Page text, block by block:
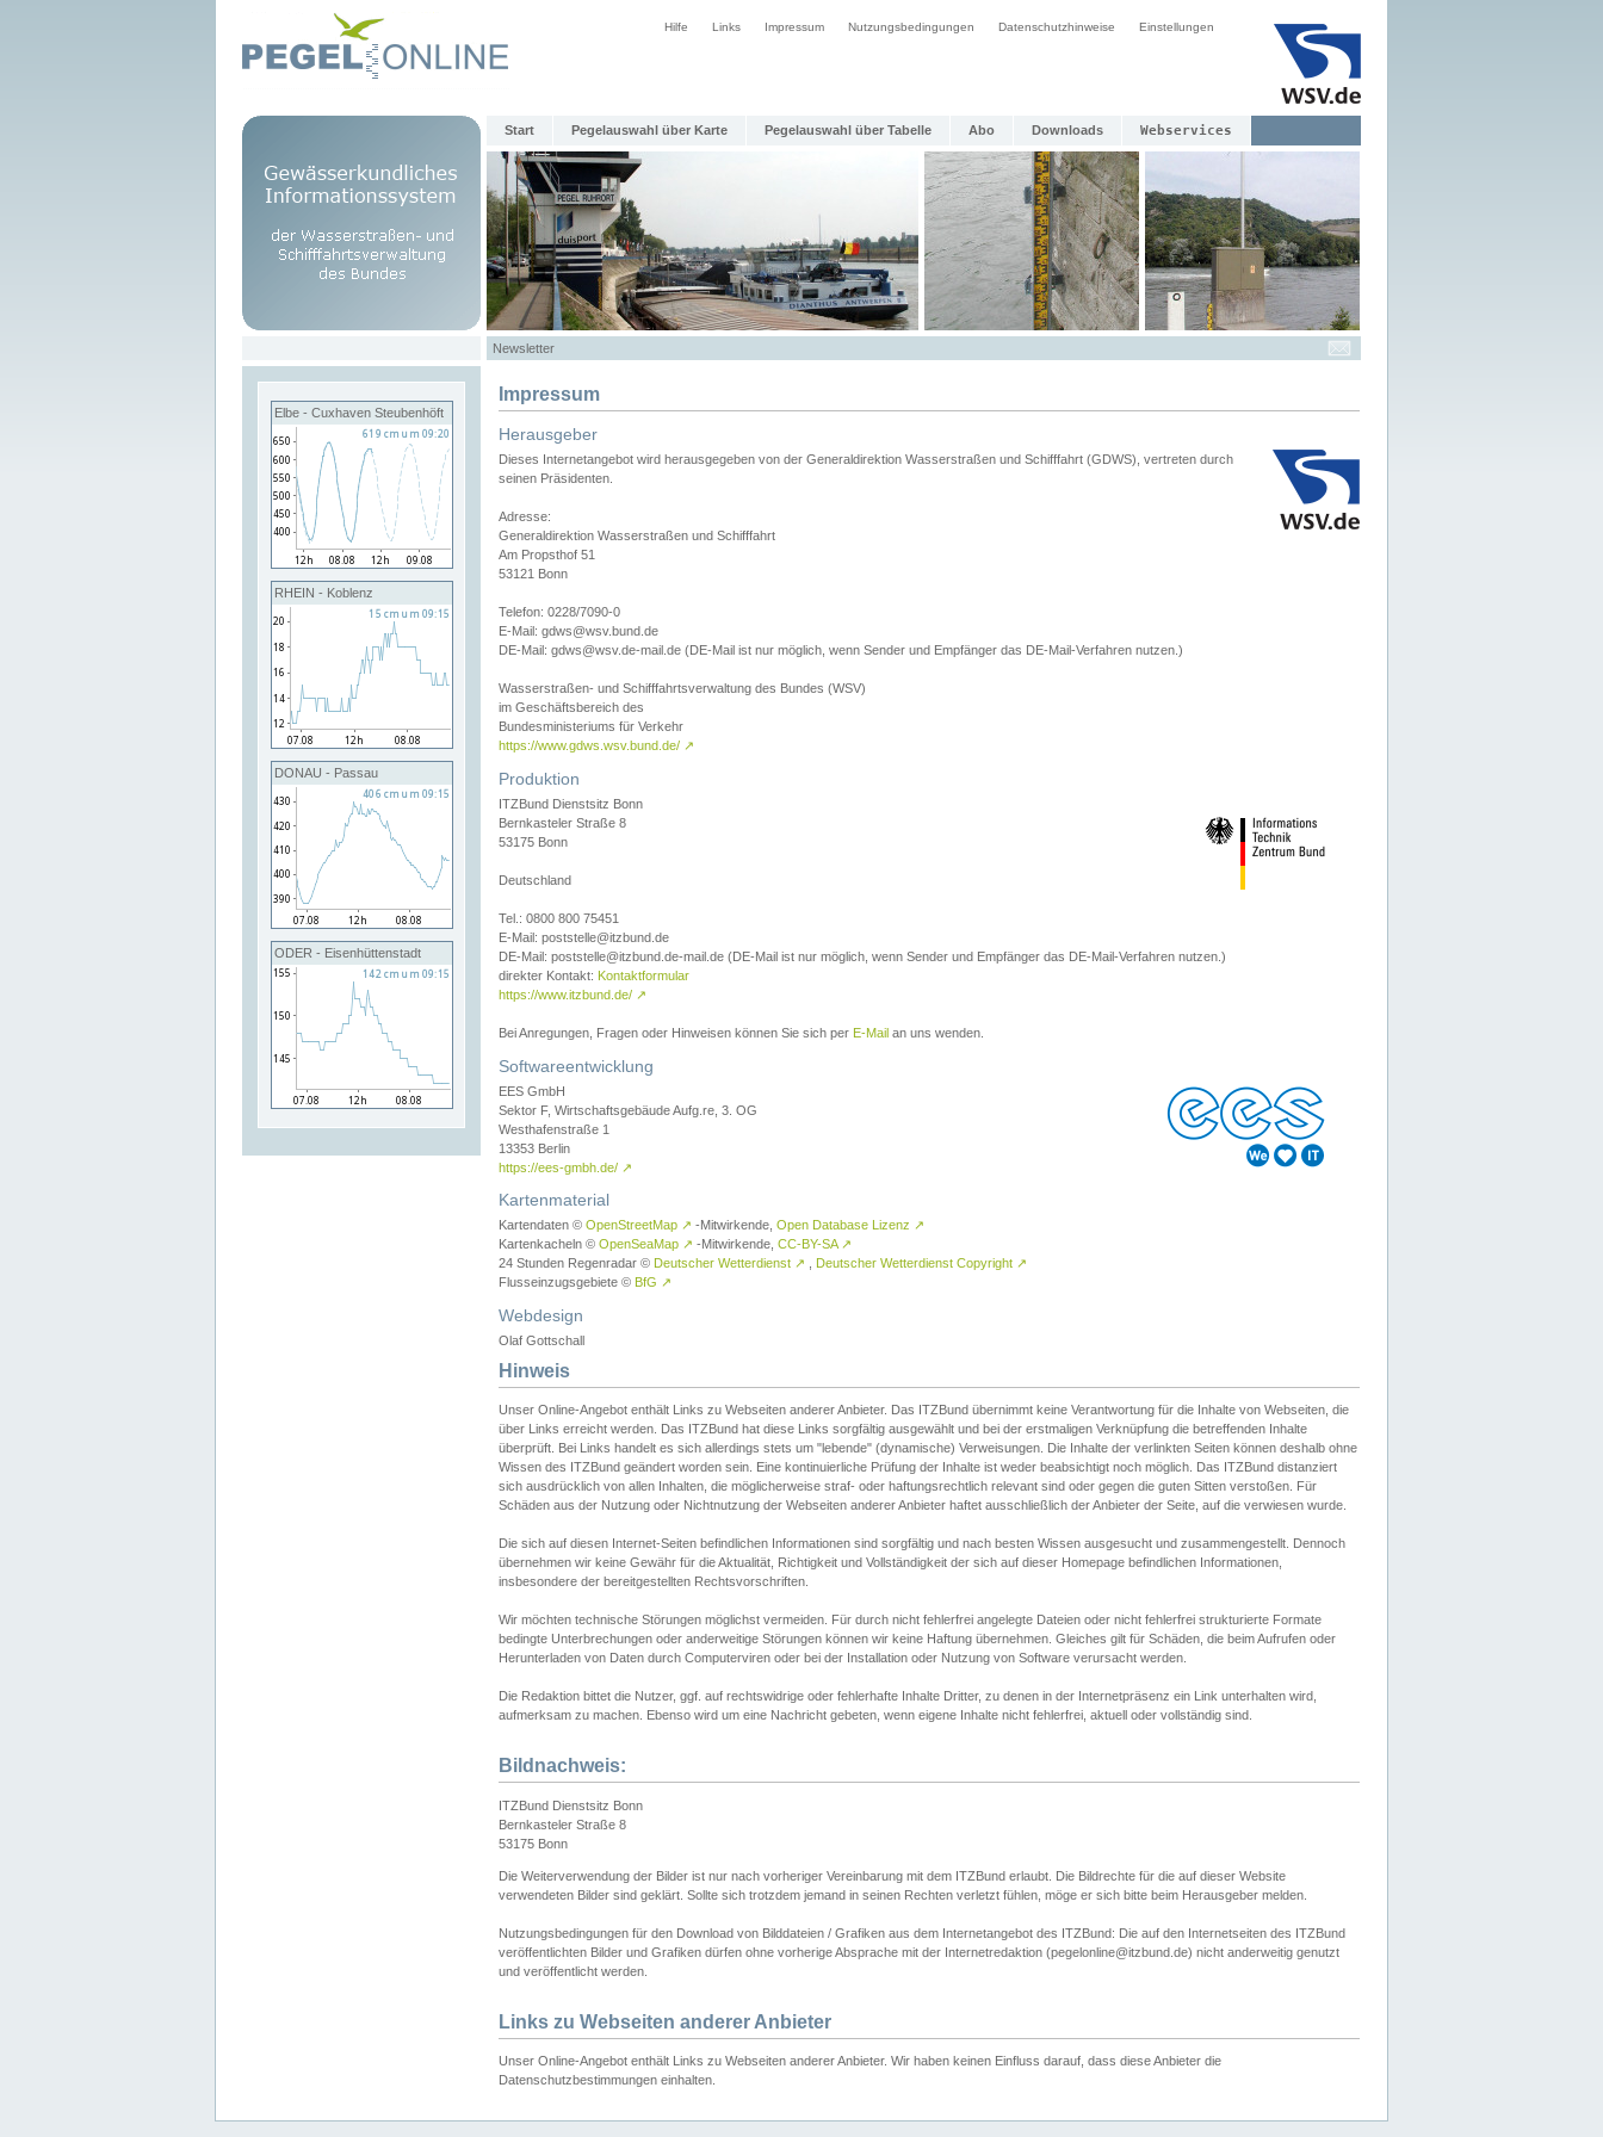
Hilfe Links Impressum Nutzungsbedingungen Datenschutzhinweise Einstellungen
Start Pegelauswahl über Karte Pegelauswahl über Tabelle Abo Downloads Webservices
Newsletter
Elbe - Cuxhaven Steubenhöft
RHEIN - Koblenz
DONAU - Passau
ODER - Eisenhüttenstadt
Impressum
Herausgeber
Dieses Internetangebot wird herausgegeben von der Generaldirektion Wasserstraßen und Schifffahrt (GDWS), vertreten durch
seinen Präsidenten.
Adresse:
Generaldirektion Wasserstraßen und Schifffahrt
Am Propsthof 51
53121 Bonn
Telefon: 0228/7090-0
E-Mail: gdws@wsv.bund.de
DE-Mail: gdws@wsv.de-mail.de (DE-Mail ist nur möglich, wenn Sender und Empfänger das DE-Mail-Verfahren nutzen.)
Wasserstraßen- und Schifffahrtsverwaltung des Bundes (WSV)
im Geschäftsbereich des
Bundesministeriums für Verkehr
https://www.gdws.wsv.bund.de/ ↗
Produktion
ITZBund Dienstsitz Bonn
Bernkasteler Straße 8
53175 Bonn
Deutschland
Tel.: 0800 800 75451
E-Mail: poststelle@itzbund.de
DE-Mail: poststelle@itzbund.de-mail.de (DE-Mail ist nur möglich, wenn Sender und Empfänger das DE-Mail-Verfahren nutzen.)
direkter Kontakt: Kontaktformular
https://www.itzbund.de/ ↗
Bei Anregungen, Fragen oder Hinweisen können Sie sich per E-Mail an uns wenden.
Softwareentwicklung
EES GmbH
Sektor F, Wirtschaftsgebäude Aufg.re, 3. OG
Westhafenstraße 1
13353 Berlin
https://ees-gmbh.de/ ↗
Kartenmaterial
Kartendaten © OpenStreetMap ↗ -Mitwirkende, Open Database Lizenz ↗
Kartenkacheln © OpenSeaMap ↗ -Mitwirkende, CC-BY-SA ↗
24 Stunden Regenradar © Deutscher Wetterdienst ↗ Deutscher Wetterdienst Copyright ↗
Flusseinzugsgebiete © BfG ↗
Webdesign
Olaf Gottschall
Hinweis
Unser Online-Angebot enthält Links zu Webseiten anderer Anbieter. Das ITZBund übernimmt keine Verantwortung für die Inhalte von Webseiten, die
über Links erreicht werden. Das ITZBund hat diese Links sorgfältig ausgewählt und bei der erstmaligen Verknüpfung die betreffenden Inhalte
überprüft. Bei Links handelt es sich allerdings stets um "lebende" (dynamische) Verweisungen. Die Inhalte der verlinkten Seiten können deshalb ohne
Wissen des ITZBund geändert worden sein. Eine kontinuierliche Prüfung der Inhalte ist weder beabsichtigt noch möglich. Das ITZBund distanziert
sich ausdrücklich von allen Inhalten, die möglicherweise straf- oder haftungsrechtlich relevant sind oder gegen die guten Sitten verstoßen. Für
Schäden aus der Nutzung oder Nichtnutzung der Webseiten anderer Anbieter haftet ausschließlich der Anbieter der Seite, auf die verwiesen wurde.
Die sich auf diesen Internet-Seiten befindlichen Informationen sind sorgfältig und nach besten Wissen ausgesucht und zusammengestellt. Dennoch
übernehmen wir keine Gewähr für die Aktualität, Richtigkeit und Vollständigkeit der sich auf dieser Homepage befindlichen Informationen,
insbesondere der bereitgestellten Rechtsvorschriften.
Wir möchten technische Störungen möglichst vermeiden. Für durch nicht fehlerfrei angelegte Dateien oder nicht fehlerfrei strukturierte Formate
bedingte Unterbrechungen oder anderweitige Störungen können wir keine Haftung übernehmen. Gleiches gilt für Schäden, die beim Aufrufen oder
Herunterladen von Daten durch Computerviren oder bei der Installation oder Nutzung von Software verursacht werden.
Die Redaktion bittet die Nutzer, ggf. auf rechtswidrige oder fehlerhafte Inhalte Dritter, zu denen in der Internetpräsenz ein Link unterhalten wird,
aufmerksam zu machen. Ebenso wird um eine Nachricht gebeten, wenn eigene Inhalte nicht fehlerfrei, aktuell oder vollständig sind.
Bildnachweis:
ITZBund Dienstsitz Bonn
Bernkasteler Straße 8
53175 Bonn
Die Weiterverwendung der Bilder ist nur nach vorheriger Vereinbarung mit dem ITZBund erlaubt. Die Bildrechte für die auf dieser Website
verwendeten Bilder sind geklärt. Sollte sich trotzdem jemand in seinen Rechten verletzt fühlen, möge er sich bitte beim Herausgeber melden.
Nutzungsbedingungen für den Download von Bilddateien / Grafiken aus dem Internetangebot des ITZBund: Die auf den Internetseiten des ITZBund
veröffentlichten Bilder und Grafiken dürfen ohne vorherige Absprache mit der Internetredaktion (pegelonline@itzbund.de) nicht anderweitig genutzt
und veröffentlicht werden.
Links zu Webseiten anderer Anbieter
Unser Online-Angebot enthält Links zu Webseiten anderer Anbieter. Wir haben keinen Einfluss darauf, dass diese Anbieter die
Datenschutzbestimmungen einhalten.